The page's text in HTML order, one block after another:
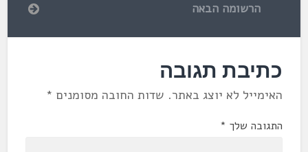
הרשומה הבאה
כתיבת תגובה
האימייל לא יוצג באתר. שדות החובה מסומנים *
התגובה שלך *